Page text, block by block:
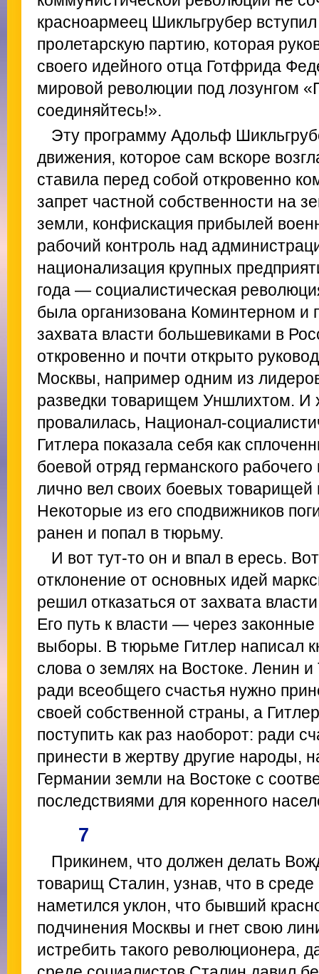
красноармеец Шикльгрубер
пролетарскую партию, которая
своего идейного отца Готфрида
мировой революции под лозунгом
соединяйтесь!».
Эту программу Адольф
движения, которое сам вскоре
ставила перед собой откровенно
запрет частной собственности на
земли, конфискация прибылей
рабочий контроль над
национализация крупных
года — социалистическая
была организована Коминтерном и
захвата власти большевиками в
откровенно и почти открыто
Москвы, например одним из
разведки товарищем Уншлихтом. И
провалилась, Национал-
Гитлера показала себя как
боевой отряд германского
лично вел своих боевых товарищей
Некоторые из его сподвижников
ранен и попал в тюрьму.
И вот тут-то он и впал в ересь.
отклонение от основных идей
решил отказаться от захвата
Его путь к власти — через
выборы. В тюрьме Гитлер написал
слова о землях на Востоке. Ленин и
ради всеобщего счастья нужно
своей собственной страны, а
поступить как раз наоборот: ради
принести в жертву другие народы,
Германии земли на Востоке с
последствиями для коренного
7
Прикинем, что должен делать
товарищ Сталин, узнав, что в среде
наметился уклон, что бывший
подчинения Москвы и гнет свою
истребить такого революционера,